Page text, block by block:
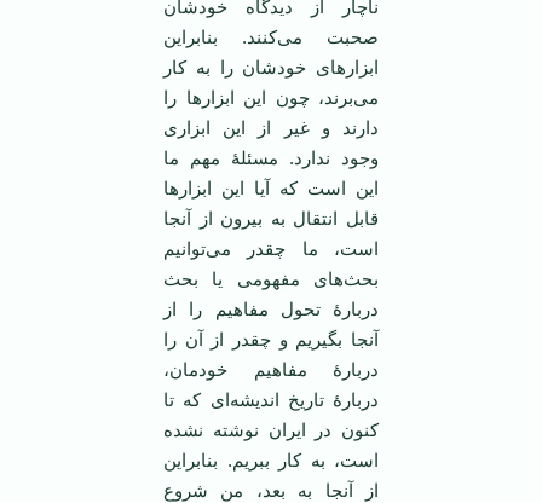
ناچار از دیدگاه خودشان
صحبت می‌کنند. بنابراین
ابزارهای خودشان را به کار
می‌برند، چون این ابزارها را
دارند و غیر از این ابزاری
وجود ندارد. مسئلۀ مهم ما
این است که آیا این ابزارها
قابل انتقال به بیرون از آنجا
است، ما چقدر می‌توانیم
بحث‌های مفهومی یا بحث
دربارۀ تحول مفاهیم را از
آنجا بگیریم و چقدر از آن را
دربارۀ مفاهیم خودمان،
دربارۀ تاریخ اندیشه‌ای که تا
کنون در ایران نوشته نشده
است، به کار ببریم. بنابراین
از آنجا به بعد، من شروع